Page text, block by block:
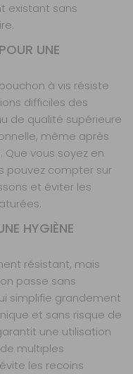
existant sans
UNE
à vis résiste
difficiles des
de qualité supérieure
même après
Que vous soyez en
pouvez compter sur
et éviter les
HYGIÈNE
résistant, mais
passe sans
simplifie grandement
et sans risque de
une utilisation
multiples
les recoins